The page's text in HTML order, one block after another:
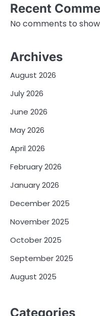
Recent
No comments to
Archives
August 2026
July 2026
June 2026
May 2026
April 2026
February 2026
January 2026
December 2025
November 2025
October 2025
September 2025
August 2025
Categories